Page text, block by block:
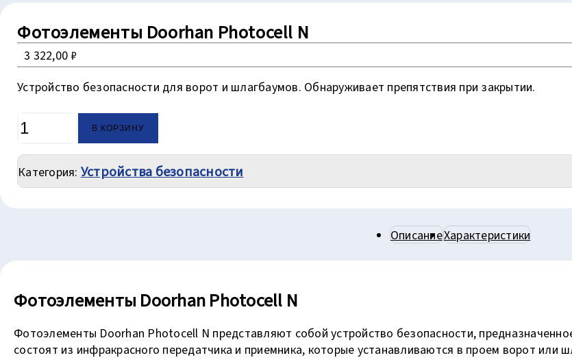
Фотоэлементы Doorhan Photocell N
3 322,00 ₽
Устройство безопасности для ворот и шлагбаумов. Обнаруживает препятствия при закрытии.
Количество
товара
Фотоэлементы
Doorhan
Photocell
В КОРЗИНУ
Категория: Устройства безопасности
ОписаниеХарактеристики
Фотоэлементы Doorhan Photocell N
Фотоэлементы Doorhan Photocell N представляют собой устройство безопасности,
состоят из инфракрасного передатчика и приемника, которые устанавливаются в проем ворот или